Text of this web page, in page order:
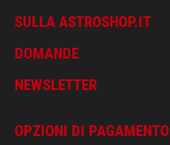
SULLA ASTROSHOP.IT
DOMANDE
NEWSLETTER
OPZIONI DI PAGAMENTO